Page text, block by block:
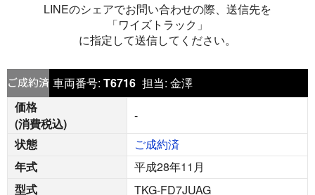
LINEのシェアでお問い合わせの際、送信先を
「ワイズトラック」
に指定して送信してください。
車両番号: T6716 担当: 金澤
価格
(消費税込)
-
状態
ご成約済
年式
平成28年11月
型式
TKG-FD7JUAG